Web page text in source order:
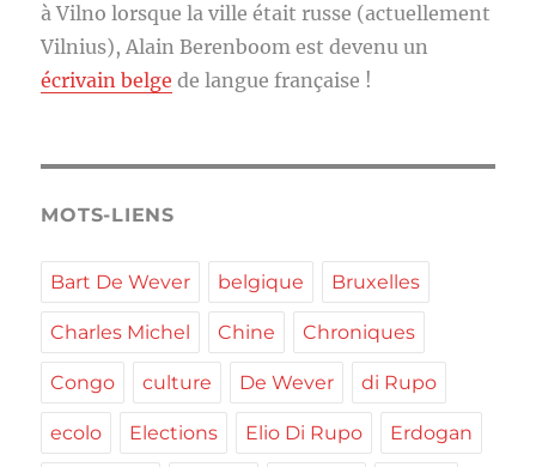
à Vilno lorsque la ville était russe (actuellement
Vilnius), Alain Berenboom est devenu un
écrivain belge de langue française !
MOTS-LIENS
Bart De Wever belgique Bruxelles
Charles Michel Chine Chroniques
Congo culture De Wever di Rupo
ecolo Elections Elio Di Rupo Erdogan